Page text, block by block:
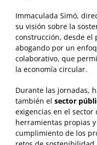
Immaculada Simó,
su visión sobre la
construcción, desde el
abogando por un
colaborativo, que
la economía circular.
Durante las jornadas,
también el sector
exigencias en el
herramientas propias
cumplimiento de los